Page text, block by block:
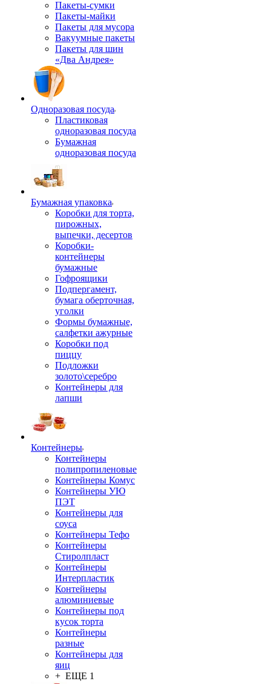
Пакеты-сумки
Пакеты-майки
Пакеты для мусора
Вакуумные пакеты
Пакеты для шин
«Два Андрея»
Одноразовая посуда
Пластиковая
одноразовая посуда
Бумажная
одноразовая посуда
Бумажная упаковка
Коробки для торта,
пирожных,
выпечки, десертов
Коробки-
контейнеры
бумажные
Гофроящики
Подпергамент,
бумага оберточная,
уголки
Формы бумажные,
салфетки ажурные
Коробки под
пиццу
Подложки
золото\серебро
Контейнеры для
лапши
Контейнеры
Контейнеры
полипропиленовые
Контейнеры Комус
Контейнеры УЮ
ПЭТ
Контейнеры для
соуса
Контейнеры Тефо
Контейнеры
Стиролпласт
Контейнеры
Интерпластик
Контейнеры
алюминиевые
Контейнеры под
кусок торта
Контейнеры
разные
Контейнеры для
яиц
+ ЕЩЕ 1